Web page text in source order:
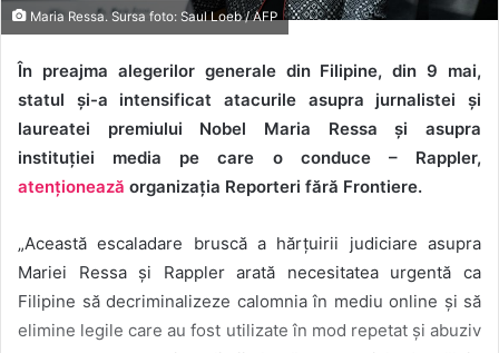
Maria Ressa. Sursa foto: Saul Loeb / AFP​
În preajma alegerilor generale din Filipine, din 9 mai,
statul și-a intensificat atacurile asupra jurnalistei și
laureatei premiului Nobel Maria Ressa și asupra
instituției media pe care o conduce – Rappler,
atenționează organizația Reporteri fără Frontiere.
„Această escaladare bruscă a hărțuirii judiciare asupra
Mariei Ressa și Rappler arată necesitatea urgentă ca
Filipine să decriminalizeze calomnia în mediu online și să
elimine legile care au fost utilizate în mod repetat și abuziv